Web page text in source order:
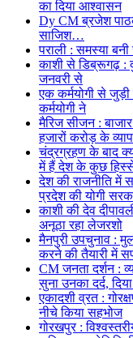
का दिया आश्वासन
Dy CM ब्रजेश
साजिश…
पराली : समस्या
काशी से डिब्रूगढ़ :
जनवरी से
एक कर्मयोगी से जुड़ी
कर्मयोगी ने
मैरिज सीजन :
हजारों करोड़ के
चंद्रग्रहण के बाद
में हैं देश के कुछ
देश की राजनीति में
प्रदेश की योगी
काशी की देव
अनूठा रहा लेजरशो
मैनपुरी उपचुनाव :
करने की तैयारी में
CM जनता दर्शन :
सुना उनका दर्द, दिया
एकादशी व्रत :
नीचे किया सहभोज
गोरखपुर :